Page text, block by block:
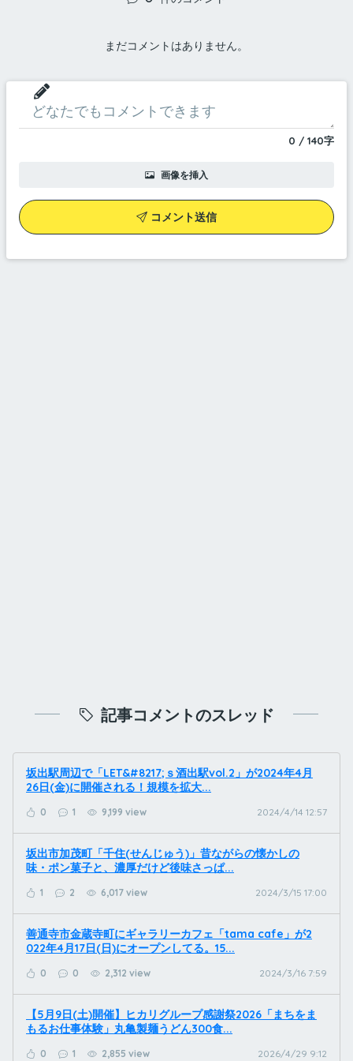
まだコメントはありません。
0 / 140字
画像を挿入
コメント送信
記事コメントのスレッド
坂出駅周辺で「LET&#8217;ｓ酒出駅vol.2」が2024年4月
26日(金)に開催される！規模を拡大...
0 1 9,199 view 2024/4/14 12:57
坂出市加茂町「千住(せんじゅう)」昔ながらの懐かしの
味・ポン菓子と、濃厚だけど後味さっぱ...
1 2 6,017 view 2024/3/15 17:00
善通寺市金蔵寺町にギャラリーカフェ「tama cafe」が2
022年4月17日(日)にオープンしてる。15...
0 0 2,312 view 2024/3/16 7:59
【5月9日(土)開催】ヒカリグループ感謝祭2026「まちをま
もるお仕事体験」丸亀製麺うどん300食...
0 1 2,855 view 2026/4/29 9:12